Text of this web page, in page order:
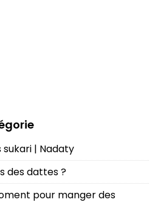
| Nadaty
des dattes ?
pour manger des